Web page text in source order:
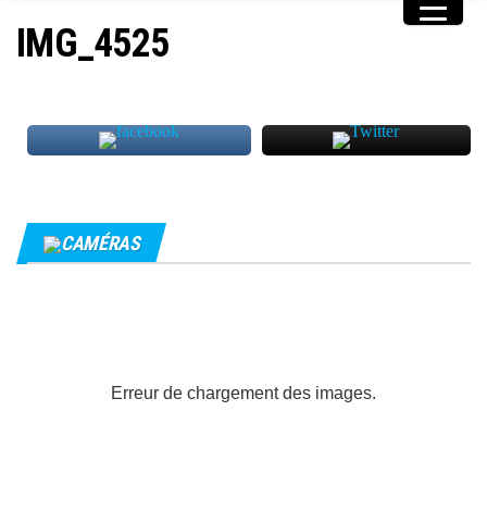
IMG_4525
CAMÉRAS
Erreur de chargement des images.